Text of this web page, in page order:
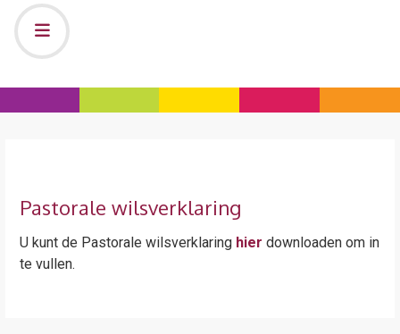
Pastorale wilsverklaring
U kunt de Pastorale wilsverklaring hier downloaden om in
te vullen.